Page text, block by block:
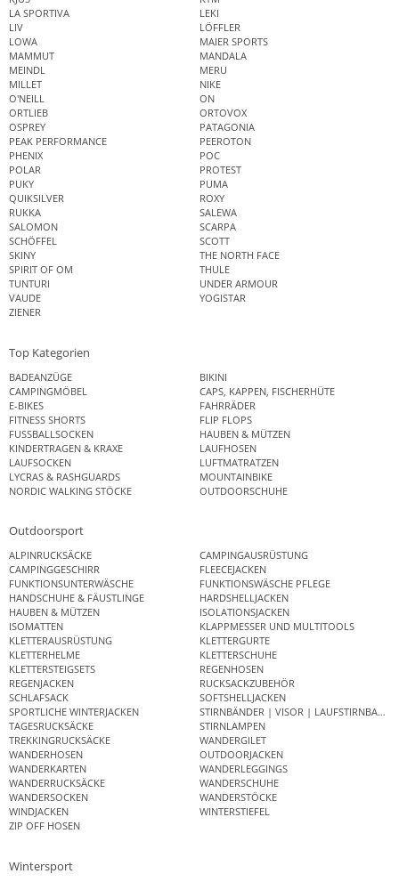
LA SPORTIVA
LEKI
LIV
LÖFFLER
LOWA
MAIER SPORTS
MAMMUT
MANDALA
MEINDL
MERU
MILLET
NIKE
O'NEILL
ON
ORTLIEB
ORTOVOX
OSPREY
PATAGONIA
PEAK PERFORMANCE
PEEROTON
PHENIX
POC
POLAR
PROTEST
PUKY
PUMA
QUIKSILVER
ROXY
RUKKA
SALEWA
SALOMON
SCARPA
SCHÖFFEL
SCOTT
SKINY
THE NORTH FACE
SPIRIT OF OM
THULE
TUNTURI
UNDER ARMOUR
VAUDE
YOGISTAR
ZIENER
Top Kategorien
BADEANZÜGE
BIKINI
CAMPINGMÖBEL
CAPS, KAPPEN, FISCHERHÜTE
E-BIKES
FAHRRÄDER
FITNESS SHORTS
FLIP FLOPS
FUSSBALLSOCKEN
HAUBEN & MÜTZEN
KINDERTRAGEN & KRAXE
LAUFHOSEN
LAUFSOCKEN
LUFTMATRATZEN
LYCRAS & RASHGUARDS
MOUNTAINBIKE
NORDIC WALKING STÖCKE
OUTDOORSCHUHE
Outdoorsport
ALPINRUCKSÄCKE
CAMPINGAUSRÜSTUNG
CAMPINGGESCHIRR
FLEECEJACKEN
FUNKTIONSUNTERWÄSCHE
FUNKTIONSWÄSCHE PFLEGE
HANDSCHUHE & FÄUSTLINGE
HARDSHELLJACKEN
HAUBEN & MÜTZEN
ISOLATIONSJACKEN
ISOMATTEN
KLAPPMESSER UND MULTITOOLS
KLETTERAUSRÜSTUNG
KLETTERGURTE
KLETTERHELME
KLETTERSCHUHE
KLETTERSTEIGSETS
REGENHOSEN
REGENJACKEN
RUCKSACKZUBEHÖR
SCHLAFSACK
SOFTSHELLJACKEN
SPORTLICHE WINTERJACKEN
STIRNBÄNDER | VISOR | LAUFSTIRNBAND
TAGESRUCKSÄCKE
STIRNLAMPEN
TREKKINGRUCKSÄCKE
WANDERGILET
WANDERHOSEN
OUTDOORJACKEN
WANDERKARTEN
WANDERLEGGINGS
WANDERRUCKSÄCKE
WANDERSCHUHE
WANDERSOCKEN
WANDERSTÖCKE
WINDJACKEN
WINTERSTIEFEL
ZIP OFF HOSEN
Wintersport